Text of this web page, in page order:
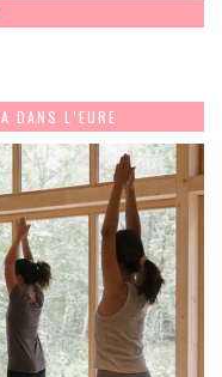
DANS L’EURE